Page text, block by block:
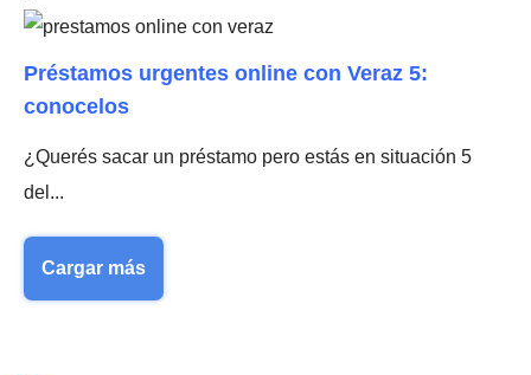
Préstamos urgentes online con Veraz 5:
conocelos
¿Querés sacar un préstamo pero estás en situación 5
del...
Cargar más